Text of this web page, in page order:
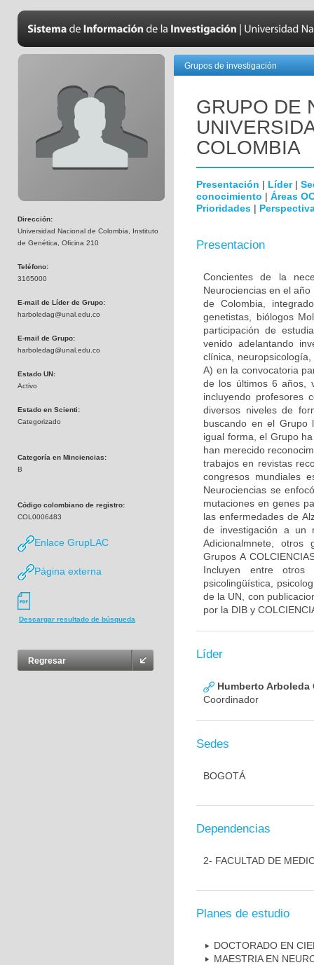
Dirección:
Universidad Nacional de Colombia, Instituto
de Genética, Oficina 210
Teléfono:
3165000
E-mail de Líder de Grupo:
harboledag@unal.edu.co
E-mail de Grupo:
harboledag@unal.edu.co
Estado UN:
Activo
Estado en Scienti:
Categorizado
Categoría en Minciencias:
B
Código colombiano de registro:
COL0006483
Enlace GrupLAC
Página externa
Descargar resultado de búsqueda
Regresar
Grupos de investigación
GRUPO DE
COLOMBIA
Presentación | Líder|
conocimiento | Áreas
Prioridades |
Presentacion
Concientes de la
Neurociencias en el
de Colombia,
genetistas, biólogos
participación de
venido adelantando
clínica,
A) en la convocatoria
de los últimos 6 años,
incluyendo profesores
diversos niveles de
buscando en el Grupo
igual forma, el Grupo
han merecido
trabajos en revistas
congresos mundiales
Neurociencias se
mutaciones en genes
las enfermedades de
de investigación a un
Adicionalmnete, otros
Grupos A
Incluyen entre otros
psicolingüística,
de la UN, con
por la DIB y
Líder
Humberto Arboleda
Coordinador
Sedes
BOGOTÁ
Dependencias
2- FACULTAD DE
Planes de estudio
DOCTORADO EN
MAESTRIA EN